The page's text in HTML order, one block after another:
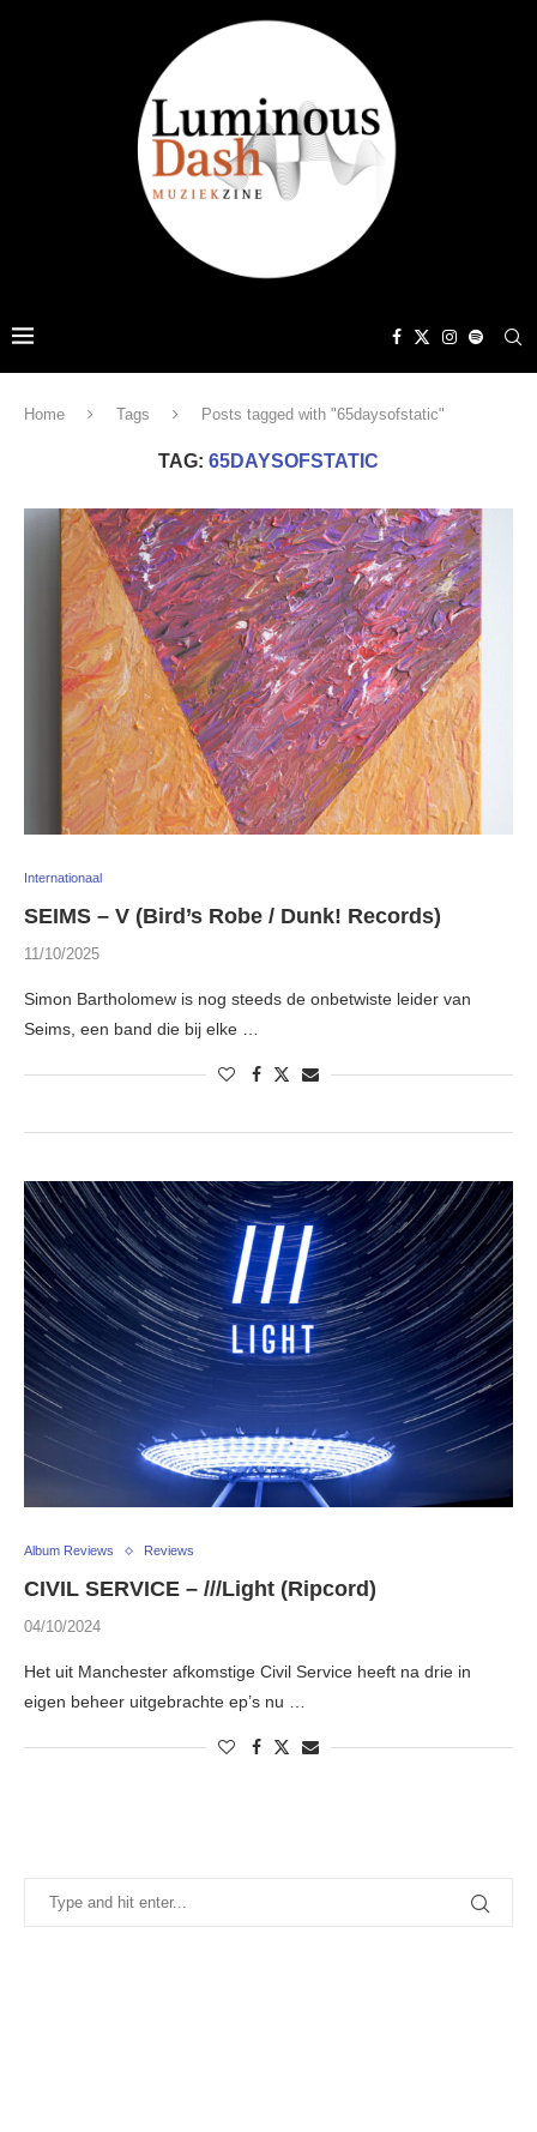
Home Tags Posts tagged with "65daysofstatic"
TAG: 65DAYSOFSTATIC
Internationaal
SEIMS – V (Bird’s Robe / Dunk! Records)
11/10/2025
Simon Bartholomew is nog steeds de onbetwiste leider van
Seims, een band die bij elke …
Album Reviews Reviews
CIVIL SERVICE – ///Light (Ripcord)
04/10/2024
Het uit Manchester afkomstige Civil Service heeft na drie in
eigen beheer uitgebrachte ep’s nu …